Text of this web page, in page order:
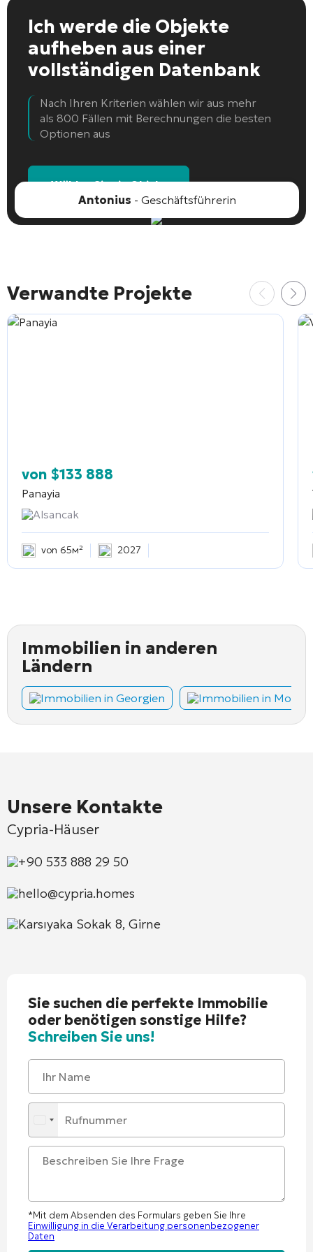
Ich werde die Objekte
aufheben aus einer
vollständigen Datenbank
Nach Ihren Kriterien wählen wir aus mehr
als 800 Fällen mit Berechnungen die besten
Optionen aus
Wählen Sie ein Objekt
Antonius - Geschäftsführerin
Verwandte Projekte
von $133 888
Panayia
Alsancak
von 65м² 2027
Immobilien in anderen
Ländern
Immobilien in Georgien Immobilien in
Unsere Kontakte
Cypria-Häuser
+90 533 888 29 50
hello@cypria.homes
Karsıyaka Sokak 8, Girne
Sie suchen die perfekte Immobilie
oder benötigen sonstige Hilfe?
Schreiben Sie uns!
*Mit dem Absenden des Formulars geben Sie Ihre
Einwilligung in die Verarbeitung personenbezogener
Daten